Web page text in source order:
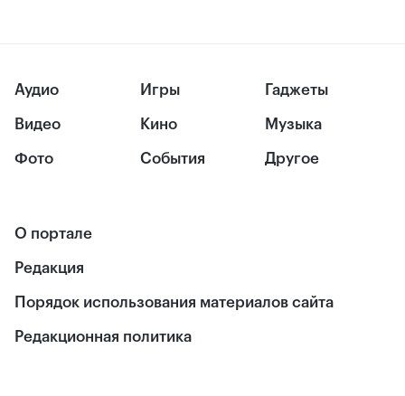
Аудио
Видео
Фото
Игры
Кино
События
Гаджеты
Музыка
Другое
О портале
Редакция
Порядок использования материалов сайта
Редакционная политика